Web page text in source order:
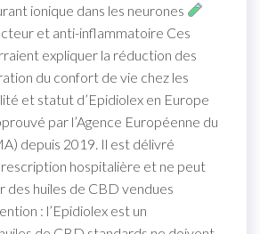
ionique dans les neurones
et anti-inflammatoire Ces
expliquer la réduction des
du confort de vie chez les
et statut d’Epidiolex en Europe
par l’Agence Européenne du
depuis 2019. Il est délivré
hospitalière et ne peut
des huiles de CBD vendues
: l’Epidiolex est un